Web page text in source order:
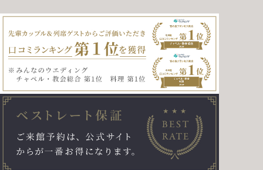
プロポーズご検討の方はこちら
パティスリーご利用の方はこちら
来店予約 オンライン相談